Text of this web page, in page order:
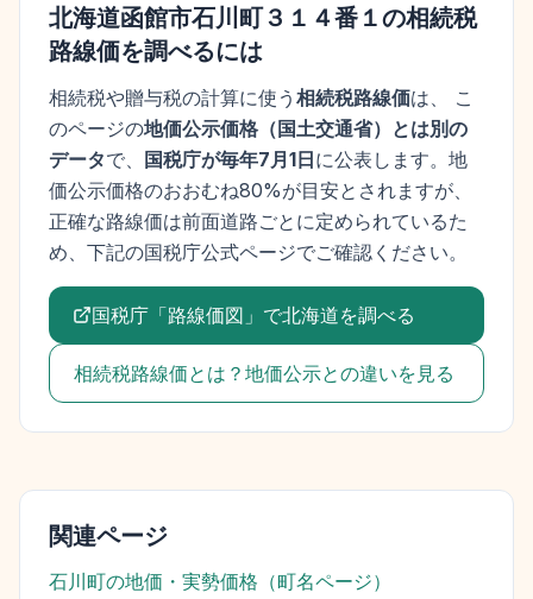
北海道函館市石川町３１４番１の相続税
路線価を調べるには
相続税や贈与税の計算に使う 相続税路線価は、 こ
のページの地価公示価格 （ 国土交通省）とは別の
データで、 国税庁が毎年7月1日に公表します。 地
価公示価格のおおむね80%が目安とされますが、
正確な路線価は前面道路ごとに定められているた
め、下記の国税庁公式ページでご確認ください。
国税庁「路線価図」で北海道を調べる
相続税路線価とは？地価公示との違いを見る
関連ページ
石川町の地価・実勢価格（町名ページ）